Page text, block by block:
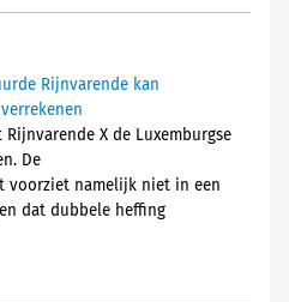
Rijnvarende kan
X de Luxemburgse
De
voorziet namelijk niet in een
dat dubbele heffing